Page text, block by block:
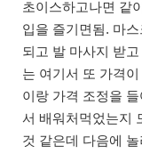
초이스하고나면 같
입을 즐기면됨. 마
되고 발 마사지 받
는 여기서 또 가격
이랑 가격 조정을
서 배워처먹었는지
것 같은데 다음에